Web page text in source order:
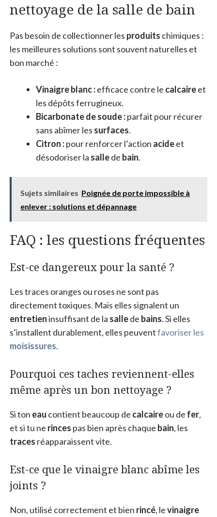
nettoyage de la salle de bain
Pas besoin de collectionner les produits chimiques :
les meilleures solutions sont souvent naturelles et
bon marché :
Vinaigre blanc :efficace contre le calcaireet
les dépôts ferrugineux.
Bicarbonate de soude :parfait pour récurer
sans abîmer les surfaces.
Citron :pour renforcer l’action acideet
désodoriser la sallede bain.
Sujets similaires Poignée de porte impossible à
enlever : solutions et dépannage
FAQ : les questions fréquentes
Est-ce dangereux pour la santé ?
Les traces oranges ou roses ne sont pas
directement toxiques. Mais elles signalent un
entretieninsuffisant de la sallede bains. Si elles
s’installent durablement, elles peuventfavoriser les
moisissures.
Pourquoi ces taches reviennent-elles
même après un bon nettoyage ?
Si ton eau contient beaucoup de calcaireou de fer,
et si tu ne rinces pas bien après chaque bain, les
traces réapparaissent vite.
Est-ce que le vinaigre blanc abîme les
joints ?
Non, utilisé correctement et bien rincé, levinaigre